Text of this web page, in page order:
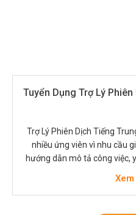
Tuyển Dụng Trợ Lý
Trợ Lý Phiên Dịch Tiếng
nhiều ứng viên vì nhu cầu
hướng dẫn mô tả công việc,